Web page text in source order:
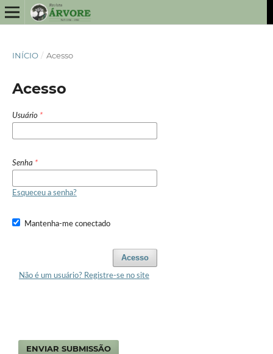
INÍCIO / Acesso
Acesso
Usuário *
Senha *
Esqueceu a senha?
Mantenha-me conectado
Acesso
Não é um usuário? Registre-se no site
ENVIAR SUBMISSÃO